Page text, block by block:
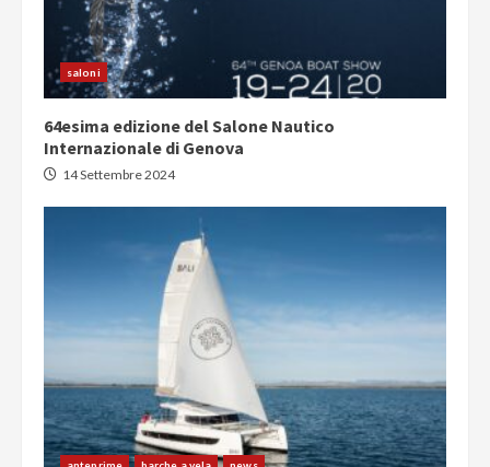
saloni
64esima edizione del Salone Nautico
Internazionale di Genova
14 Settembre 2024